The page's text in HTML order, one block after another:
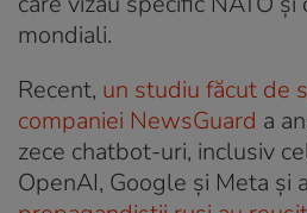
mondiali.
Recent, un studiu făcut de
companiei NewsGuard a
zece chatbot-uri, inclusiv
OpenAI, Google și Meta și